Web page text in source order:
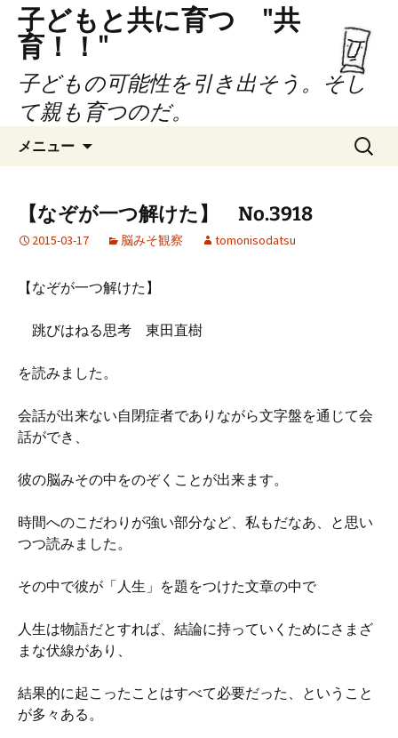
子どもと共に育つ "共
育！！"
子どもの可能性を引き出そう。そし
て親も育つのだ。
メニュー
ン
ツ
キ
プ
検
索:
【なぞが一つ解けた】 No.3918
2015-03-17 脳みそ観察 tomonisodatsu
【なぞが一つ解けた】
跳びはねる思考 東田直樹
を読みました。
会話が出来ない自閉症者でありながら文字盤を通じて会
話ができ、
彼の脳みその中をのぞくことが出来ます。
時間へのこだわりが強い部分など、私もだなあ、と思い
つつ読みました。
その中で彼が「人生」を題をつけた文章の中で
人生は物語だとすれば、結論に持っていくためにさまざ
まな伏線があり、
結果的に起こったことはすべて必要だった、ということ
が多々ある。